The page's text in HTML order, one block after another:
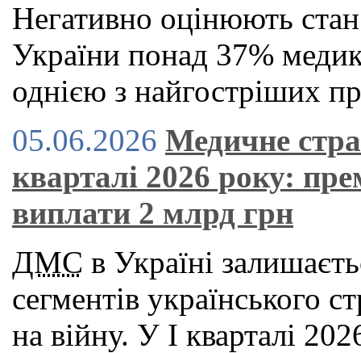
Негативно оцінюють
України понад 37%
однією з найгостріших
05.06.2026 Медичне
кварталі 2026 року:
виплати 2 млрд грн
ДМС в Україні
сегментів українського
на війну. У І кварталі